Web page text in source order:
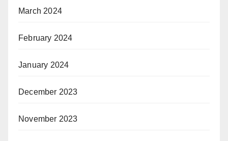
March 2024
February 2024
January 2024
December 2023
November 2023